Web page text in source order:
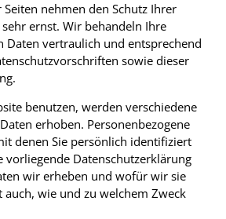
nehmen den Schutz Ihrer
ernst. Wir behandeln Ihre
Daten vertraulich und entsprechend
sowie dieser
benutzen, werden verschiedene
erhoben. Personenbezogene
denen Sie persönlich identifiziert
vorliegende Datenschutzerklärung
wir erheben und wofür wir sie
auch, wie und zu welchem Zweck